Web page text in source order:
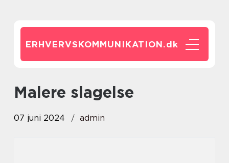
ERHVERVSKOMMUNIKATION.dk
malere slagelse
07 juni 2024 admin